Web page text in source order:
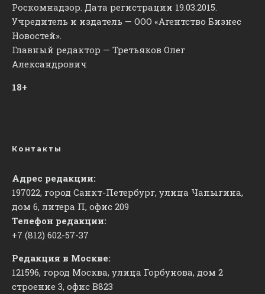
Роскомнадзор. Дата регистрации 19.03.2015.
Учредитель и издатель — ООО «Агентство Бизнес
Новостей».
Главный редактор — Третьяков Олег
Александрович
18+
Контакты
Адрес редакции:
197022, город Санкт-Петербург, улица Чапыгина,
дом 6, литера П, офис 209
Телефон редакции:
+7 (812) 602-57-37
Редакция в Москве:
121596, город Москва, улица Горбунова, дом 2
строение 3, офис ​В823